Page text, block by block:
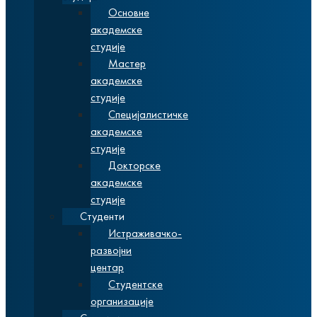
Основне
академске
студије
Мастер
академске
студије
Специјалистичке
академске
студије
Докторске
академске
студије
Студенти
Истраживачко-
развојни
центар
Студентске
организације